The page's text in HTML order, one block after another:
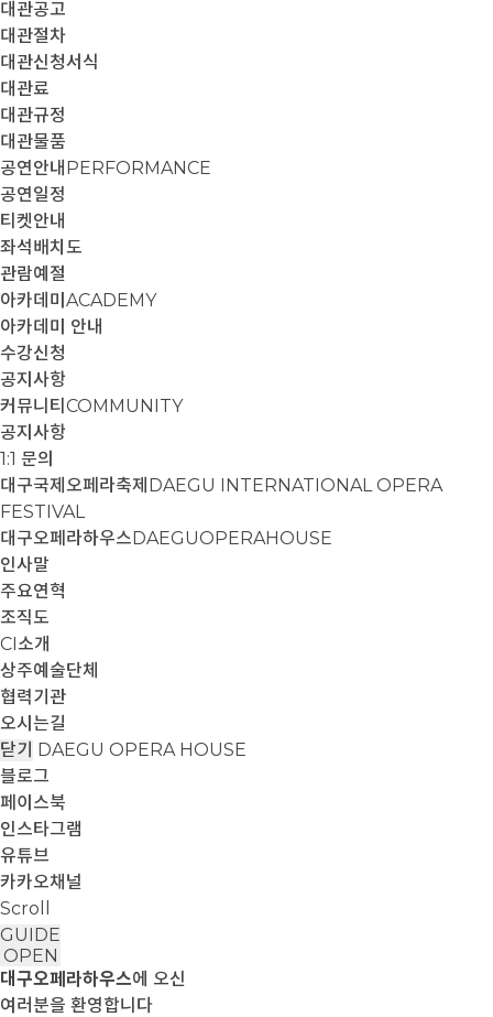
대관공고
대관절차
대관신청서식
대관료
대관규정
대관물품
공연안내 PERFORMANCE
공연일정
티켓안내
좌석배치도
관람예절
아카데미 ACADEMY
아카데미 안내
수강신청
공지사항
커뮤니티 COMMUNITY
공지사항
1:1 문의
대구국제오페라축제 DAEGU INTERNATIONAL OPERA
FESTIVAL
대구오페라하우스DAEGUOPERAHOUSE
인사말
주요연혁
조직도
CI소개
상주예술단체
협력기관
오시는길
닫기 DAEGU OPERA HOUSE
블로그
페이스북
인스타그램
유튜브
카카오채널
Scroll
GUIDE
OPEN
대구오페라하우스에 오신
여러분을 환영합니다